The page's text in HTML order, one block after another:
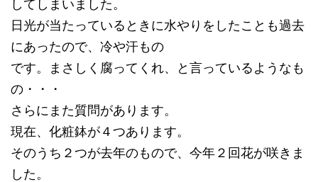
してしまいました。
日光が当たっているときに水やりをしたことも過去
にあったので、冷や汗もの
です。まさしく腐ってくれ、と言っているようなも
の・・・
さらにまた質問があります。
現在、化粧鉢が４つあります。
そのうち２つが去年のもので、今年２回花が咲きま
した。